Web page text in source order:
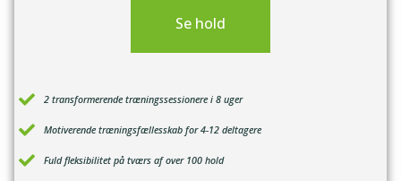
Se hold
2 transformerende træningssessionere i 8 uger
Motiverende træningsfællesskab for 4-12 deltagere
Fuld fleksibilitet på tværs af over 100 hold